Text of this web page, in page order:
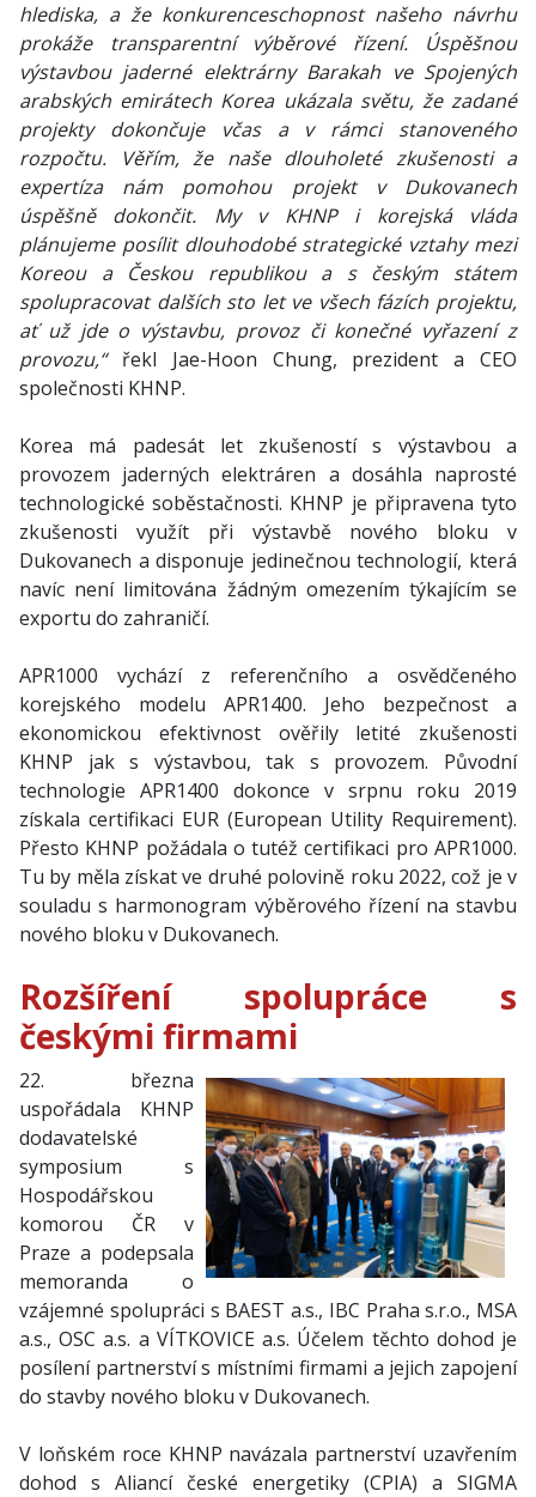
hlediska, a že konkurenceschopnost našeho návrhu
prokáže transparentní výběrové řízení. Úspěšnou
výstavbou jaderné elektrárny Barakah ve Spojených
arabských emirátech Korea ukázala světu, že zadané
projekty dokončuje včas a v rámci stanoveného
rozpočtu. Věřím, že naše dlouholeté zkušenosti a
expertíza nám pomohou projekt v Dukovanech
úspěšně dokončit. My v KHNP i korejská vláda
plánujeme posílit dlouhodobé strategické vztahy mezi
Koreou a Českou republikou a s českým státem
spolupracovat dalších sto let ve všech fázích projektu,
ať už jde o výstavbu, provoz či konečné vyřazení z
provozu,“ řekl Jae-Hoon Chung, prezident a CEO
společnosti KHNP.
Korea má padesát let zkušeností s výstavbou a
provozem jaderných elektráren a dosáhla naprosté
technologické soběstačnosti. KHNP je připravena tyto
zkušenosti využít při výstavbě nového bloku v
Dukovanech a disponuje jedinečnou technologií, která
navíc není limitována žádným omezením týkajícím se
exportu do zahraničí.
APR1000 vychází z referenčního a osvědčeného
korejského modelu APR1400. Jeho bezpečnost a
ekonomickou efektivnost ověřily letité zkušenosti
KHNP jak s výstavbou, tak s provozem. Původní
technologie APR1400 dokonce v srpnu roku 2019
získala certifikaci EUR (European Utility Requirement).
Přesto KHNP požádala o tutéž certifikaci pro APR1000.
Tu by měla získat ve druhé polovině roku 2022, což je v
souladu s harmonogram výběrového řízení na stavbu
nového bloku v Dukovanech.
Rozšíření spolupráce s
českými firmami
22. března
uspořádala KHNP
dodavatelské
symposium s
Hospodářskou
komorou ČR v
Praze a podepsala
memoranda o
vzájemné spolupráci s BAEST a.s., IBC Praha s.r.o., MSA
a.s., OSC a.s. a VÍTKOVICE a.s. Účelem těchto dohod je
posílení partnerství s místními firmami a jejich zapojení
do stavby nového bloku v Dukovanech.
V loňském roce KHNP navázala partnerství uzavřením
dohod s Aliancí české energetiky (CPIA) a SIGMA